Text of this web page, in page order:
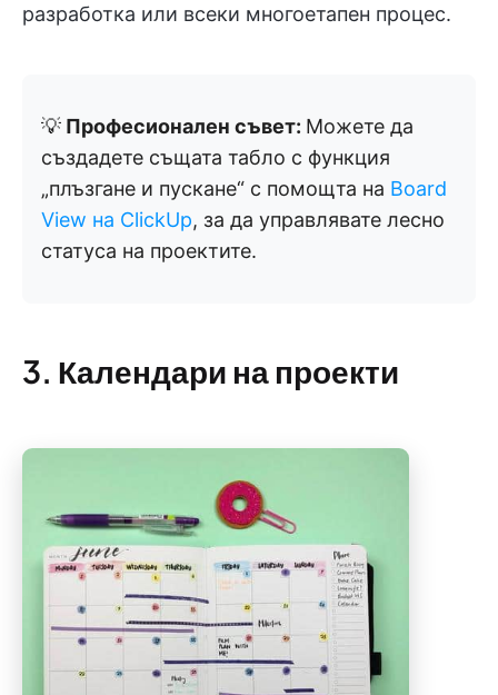
разработка или всеки многоетапен процес.
💡 Професионален съвет: Можете да
създадете същата табло с функция
„плъзгане и пускане“ с помощта на Board
View на ClickUp, за да управлявате лесно
статуса на проектите.
3. Календари на проекти